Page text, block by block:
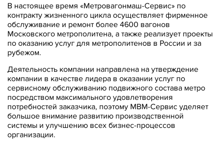
В настоящее время «Метровагонмаш-Сервис» по
контракту жизненного цикла осуществляет фирменное
обслуживание и ремонт более 4600 вагонов
Московского метрополитена, а также реализует проекты
по оказанию услуг для метрополитенов в России и за
рубежом.
Деятельность компании направлена на утверждение
компании в качестве лидера в оказании услуг по
сервисному обслуживанию подвижного состава метро
посредством максимального удовлетворения
потребностей заказчика, поэтому МВМ-Сервис уделяет
большое внимание развитию производственной
системы и улучшению всех бизнес-процессов
организации.